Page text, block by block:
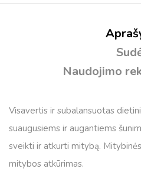
Naudojimo
Visavertis ir subalansuotas
suaugusiems ir augantiems
sveikti ir atkurti mitybą.
mitybos atkūrimas.